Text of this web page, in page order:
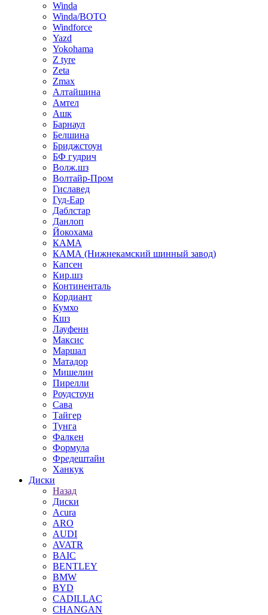
Winda
Winda/BOTO
Windforce
Yazd
Yokohama
Z tyre
Zeta
Zmax
Алтайшина
Амтел
Ашк
Барнаул
Белшина
Бриджстоун
БФ гудрич
Волж.шз
Волтайр-Пром
Гиславед
Гуд-Еар
Даблстар
Данлоп
Йокохама
КАМА
КАМА (Нижнекамский шинный завод)
Капсен
Кир.шз
Континенталь
Кордиант
Кумхо
Кшз
Лауфенн
Максис
Маршал
Матадор
Мишелин
Пирелли
Роудстоун
Сава
Тайгер
Тунга
Фалкен
Формула
Фредештайн
Ханкук
Диски
Назад
Диски
Acura
ARO
AUDI
AVATR
BAIC
BENTLEY
BMW
BYD
CADILLAC
CHANGAN